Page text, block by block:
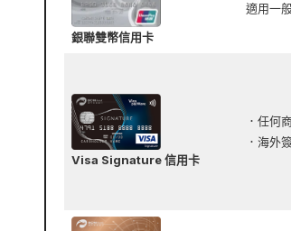
銀聯雙幣信用卡
適用一
Visa Signature 信用卡
．任何
．海外